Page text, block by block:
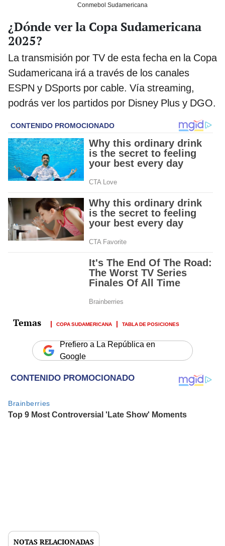
Conmebol Sudamericana
¿Dónde ver la Copa Sudamericana
2025?
La transmisión por TV de esta fecha en la Copa
Sudamericana irá a través de los canales
ESPN y DSports por cable. Vía streaming,
podrás ver los partidos por Disney Plus y DGO.
COPA SUDAMERICANA TABLA DE POSICIONES
Prefiero a La República en
Google
NOTAS RELACIONADAS